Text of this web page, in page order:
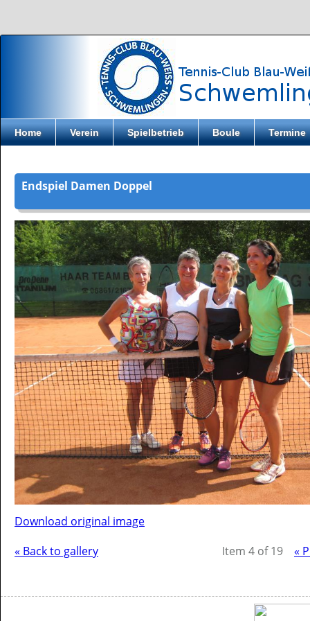
Direkt zum Inhalt
Home Verein Spielbetrieb Boule Termine
Endspiel Damen Doppel
Download original image
« Back to gallery
Item 4 of 19 «